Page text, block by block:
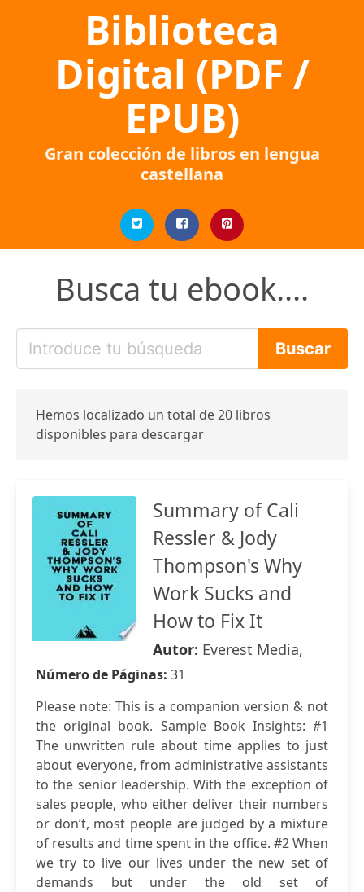
Biblioteca
Digital (PDF /
EPUB)
Gran colección de libros en lengua
castellana
Busca tu ebook....
Hemos localizado un total de 20 libros
disponibles para descargar
Summary of Cali
Ressler & Jody
Thompson's Why
Work Sucks and
How to Fix It
Autor: Everest Media,
Número de Páginas: 31
Please note: This is a companion version & not
the original book. Sample Book Insights: #1
The unwritten rule about time applies to just
about everyone, from administrative assistants
to the senior leadership. With the exception of
sales people, who either deliver their numbers
or don’t, most people are judged by a mixture
of results and time spent in the office. #2 When
we try to live our lives under the new set of
demands but under the old set of